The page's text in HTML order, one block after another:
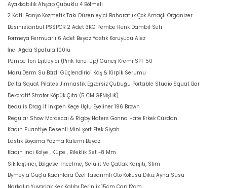
Ayakkabılık Ahşap Çubuklu 4 Bölmeli
2 Katlı Banyo Kozmetik Takı Düzenleyici Baharatlık Çok Amaçlı Organizer
Besinistanbul PSSPOR 2 Adet 3KG Pembe Renk Dambıl Seti
Formeya Fermuarlı 6 Adet Beyaz Yastık Koruyucu Alez
İnci Ağda Spatula 100lü
Pembe Ton Eşitleyici (Pink Tone-Up) Güneş Kremi SPF 50
Maru.Derm Su Bazlı Güçlendirici Kaş & Kirpik Serumu
Delta Squat Pilates Jimnastik Egzersiz Çubuğu Portable Studio Squat Bar
Dekoratif Strafor Köpük Çıta (5 CM GENİŞLİK)
beaulis Drag It Inkpen Keçe Uçlu Eyeliner 196 Brown
Regular Show Mordecai & Rigby Haters Gonna Hate Erkek Cüzdan
Kadın Puantiye Desenli Mini Şort Etek Siyah
Lastik Boyama Yazma Kalemi Beyaz
Kadın Inci Kolye , Küpe , Bileklik Set -8 Mm
Sıkılaştırıcı, Bölgesel İncelme, Selülit Ve Çatlak Karşıtı, Slim
Bymeyla Güçlü Kadınlara Özel Tasarımlı Oto Kokusu Dikiz Ayna Süsü
Narkalıp Yuvarlak Kek Kalıbı Derinlik 15cm Çap 12cm